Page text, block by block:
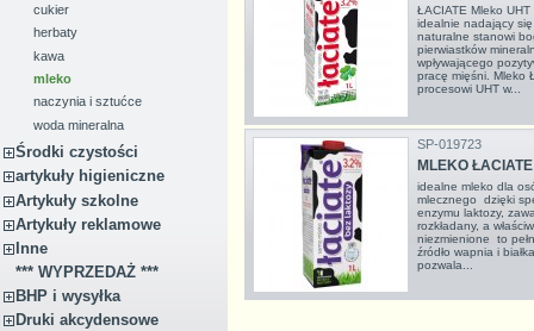
cukier
herbaty
kawa
mleko
naczynia i sztućce
woda mineralna
Środki czystości
artykuły higieniczne
Artykuły szkolne
Artykuły reklamowe
Inne
*** WYPRZEDAŻ ***
BHP i wysyłka
Druki akcydensowe
ŁACIATE Mleko
idealnie nadający
naturalne stanowi
pierwiastków
wpływającego
pracę mięśni. Mleko
procesowi UHT w...
SP-019723
MLEKO
idealne mleko dla
mlecznego dzięki
enzymu laktozy,
rozkładany, a
niezmienione to
źródło wapnia i
pozwala...